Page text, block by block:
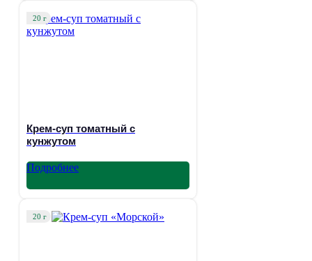
20 г
Крем-суп томатный с
кунжутом
Подробнее
20 г